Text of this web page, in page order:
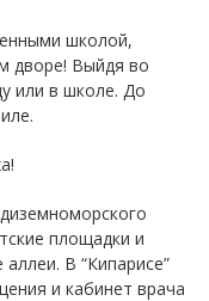
школой,
дворе! Выйдя во
или в школе. До
площадки и
В “Кипарисе”
и кабинет врача